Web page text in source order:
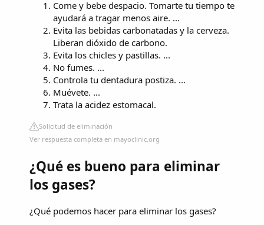
Come y bebe despacio. Tomarte tu tiempo te
ayudará a tragar menos aire. ...
Evita las bebidas carbonatadas y la cerveza.
Liberan dióxido de carbono.
Evita los chicles y pastillas. ...
No fumes. ...
Controla tu dentadura postiza. ...
Muévete. ...
Trata la acidez estomacal.
Solicitud de eliminación
Ver respuesta completa en mayoclinic.org
¿Qué es bueno para eliminar
los gases?
¿Qué podemos hacer para eliminar los gases?